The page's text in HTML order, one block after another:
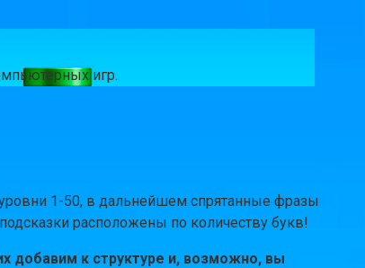
игр.
уровни 1-50, в дальнейшем спрятанные фразы
расположены по количеству букв!
добавим к структуре и, возможно, вы